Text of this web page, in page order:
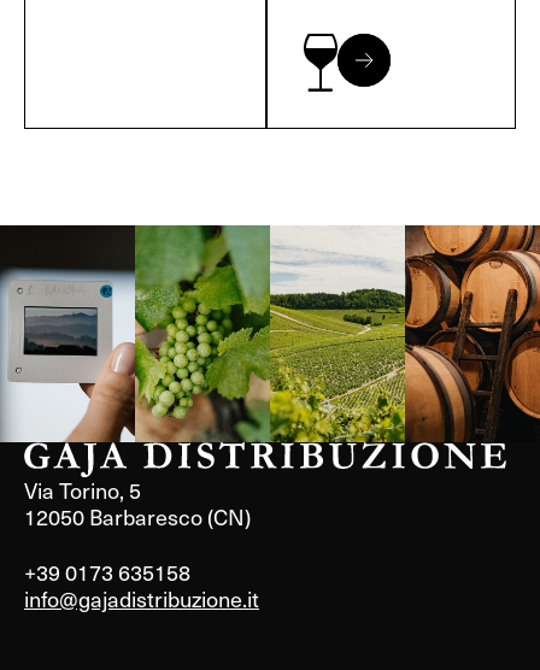
Langa, 1977 Borgogna,
Francia
Borgogna,
Francia
Instagram
Via Torino, 5
12050 Barbaresco (CN)
+39 0173 635158
info@gajadistribuzione.it